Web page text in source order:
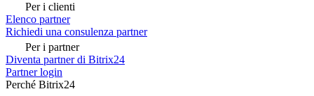
Per i clienti
Elenco partner
Richiedi una consulenza partner
Per i partner
Diventa partner di Bitrix24
Partner login
Perché Bitrix24